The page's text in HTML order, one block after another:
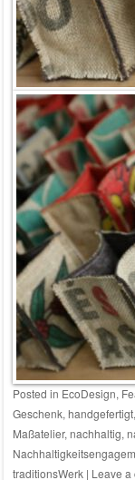
Posted in EcoDesign,
Geschenk, handgefertigt,
Maßatelier, nachhaltig,
traditionsWerk | Leave a